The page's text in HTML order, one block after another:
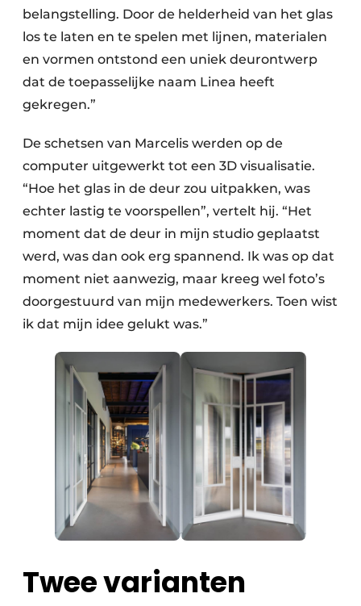
belangstelling. Door de helderheid van het glas
los te laten en te spelen met lijnen, materialen
en vormen ontstond een uniek deurontwerp
dat de toepasselijke naam Linea heeft
gekregen.”
De schetsen van Marcelis werden op de
computer uitgewerkt tot een 3D visualisatie.
“Hoe het glas in de deur zou uitpakken, was
echter lastig te voorspellen”, vertelt hij. “Het
moment dat de deur in mijn studio geplaatst
werd, was dan ook erg spannend. Ik was op dat
moment niet aanwezig, maar kreeg wel foto’s
doorgestuurd van mijn medewerkers. Toen wist
ik dat mijn idee gelukt was.”
Twee varianten